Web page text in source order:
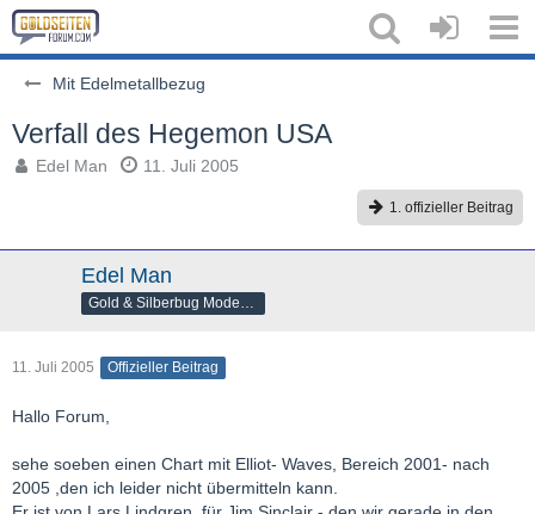
Mit Edelmetallbezug
Verfall des Hegemon USA
Edel Man 11. Juli 2005
1. offizieller Beitrag
Edel Man
11. Juli 2005 Offizieller Beitrag
Hallo Forum,
sehe soeben einen Chart mit Elliot- Waves, Bereich 2001- nach
2005 ,den ich leider nicht übermitteln kann.